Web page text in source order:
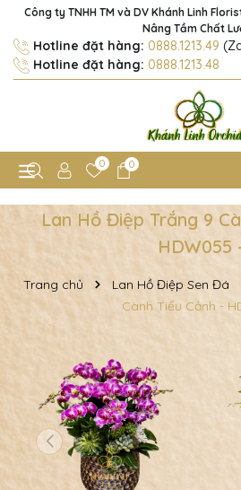
Công ty TNHH TM và DV Khánh Linh
Nâng Tầm Chất
Hotline đặt hàng: 0888.1213.49
Hotline đặt hàng: 0888.1213.48
0 0
Lan Hồ Điệp Trắng 9
HDW055
Trang chủ Lan Hồ Điệp Sen Đá
Cành Tiểu Cảnh -